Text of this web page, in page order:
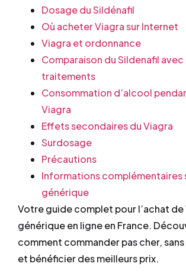
Dosage du Sildénafil
Où acheter Viagra sur Internet
Viagra et ordonnance
Comparaison du Sildenafil avec
traitements
Consommation d’alcool
Viagra
Effets secondaires du Viagra
Surdosage
Précautions
Informations complémentaires
générique
Votre guide complet pour l’achat de
générique en ligne en France.
comment commander pas cher,
et bénéficier des meilleurs prix.